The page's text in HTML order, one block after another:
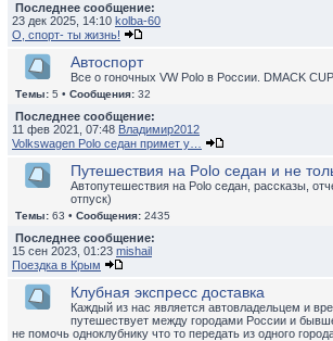
Последнее сообщение:
23 дек 2025, 14:10 kolba-60
О, спорт- ты жизнь!
Автоспорт
Все о гоночных VW Polo в России. DMACK
Темы: 5 • Сообщения: 32
Последнее сообщение:
11 фев 2021, 07:48 Владимир2012
Volkswagen Polo седан примет у…
Путешествия на Polo седан и не
Автопутешествия на Polo седан, рассказы,
отпуск)
Темы: 63 • Сообщения: 2435
Последнее сообщение:
15 сен 2023, 01:23 mishail
Поездка в Крым
Клубная экспресс доставка
Каждый из нас является автовладельцем и
путешествует между городами России и
не помочь одноклубнику что то передать из одного